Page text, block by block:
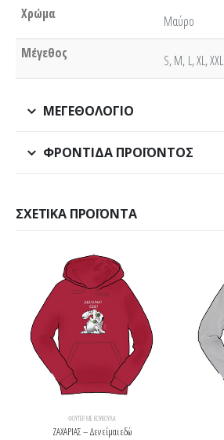
Χρώμα
Μαύρο
Μέγεθος
S, M, L, XL, XXL
ΜΕΓΕΘΟΛΌΓΙΟ
ΦΡΟΝΤΊΔΑ ΠΡΟΪΌΝΤΟΣ
ΣΧΕΤΙΚΆ ΠΡΟΪΌΝΤΑ
ΦΟΎΤΕΡ ΜΕ ΚΟΥΚΟΎΛΑ
ΖΑΧΑΡΙΑΣ – Δεν είμαι εδώ